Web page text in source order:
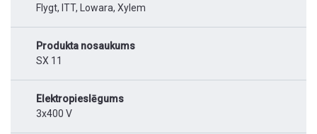
Flygt, ITT, Lowara, Xylem
Produkta nosaukums
SX 11
Elektropieslēgums
3x400 V